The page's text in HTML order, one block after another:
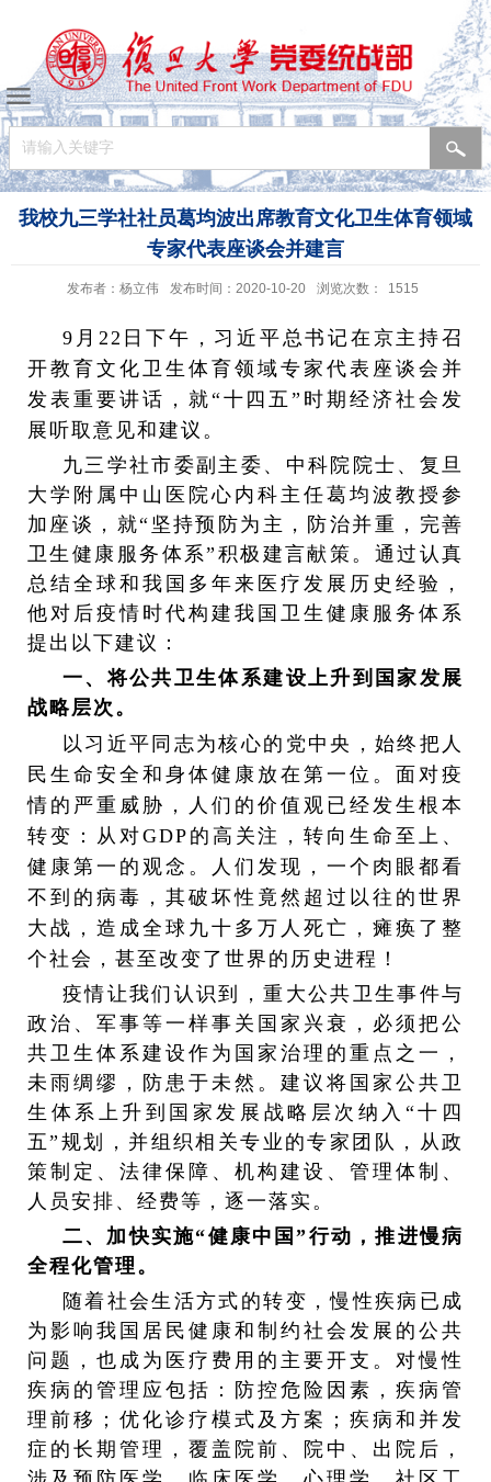
我校九三学社社员葛均波出席教育文化卫生体育领域
专家代表座谈会并建言
发布者：杨立伟 发布时间：2020-10-20 浏览次数： 1515
9 月 22 日下午，习近平总书记在京主持召
开教育文化卫生体育领域专家代表座谈会并
发表重要讲话，就“十四五”时期经济社会发
展听取意见和建议。
九三学社市委副主委、中科院院士、复旦
大学附属中山医院心内科主任葛均波教授参
加座谈，就“坚持预防为主，防治并重，完善
卫生健康服务体系”积极建言献策。通过认真
总结全球和我国多年来医疗发展历史经验，
他对后疫情时代构建我国卫生健康服务体系
提出以下建议：
一、将公共卫生体系建设上升到国家发展
战略层次。
以习近平同志为核心的党中央，始终把人
民生命安全和身体健康放在第一位。面对疫
情的严重威胁，人们的价值观已经发生根本
转变：从对GDP 的高关注，转向生命至上、
健康第一的观念。人们发现，一个肉眼都看
不到的病毒，其破坏性竟然超过以往的世界
大战，造成全球九十多万人死亡，瘫痪了整
个社会，甚至改变了世界的历史进程！
疫情让我们认识到，重大公共卫生事件与
政治、军事等一样事关国家兴衰，必须把公
共卫生体系建设作为国家治理的重点之一，
未雨绸缪，防患于未然。建议将国家公共卫
生体系上升到国家发展战略层次纳入“十四
五”规划，并组织相关专业的专家团队，从政
策制定、法律保障、机构建设、管理体制、
人员安排、经费等，逐一落实。
二、加快实施“健康中国”行动，推进慢病
全程化管理。
随着社会生活方式的转变，慢性疾病已成
为影响我国居民健康和制约社会发展的公共
问题，也成为医疗费用的主要开支。对慢性
疾病的管理应包括：防控危险因素，疾病管
理前移；优化诊疗模式及方案；疾病和并发
症的长期管理，覆盖院前、院中、出院后，